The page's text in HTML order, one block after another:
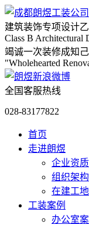
建筑装饰专项设计
Class B Architectural
竭诚一次装修成知己
"Wholehearted
全国客服热线
028-83177822
首页
走进朗煜
企业资质
组织架构
在建工地
工装案例
办公室案